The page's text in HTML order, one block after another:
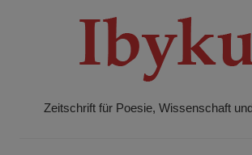
Zeitschrift für Poesie, Wissenschaft